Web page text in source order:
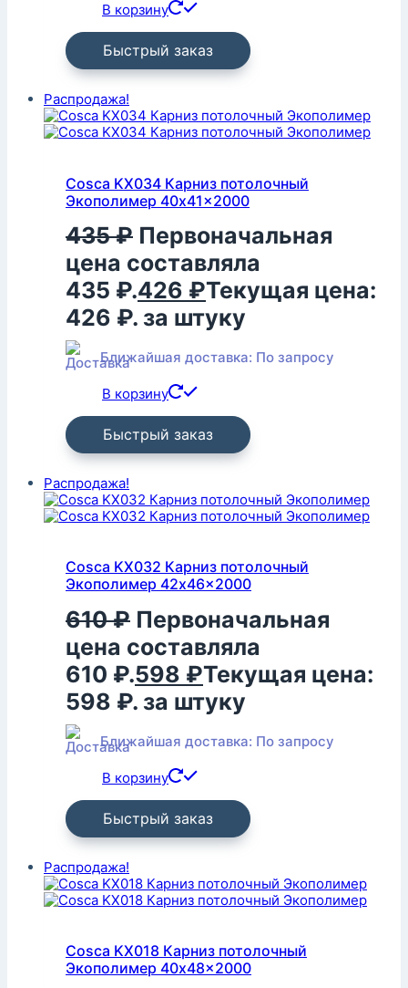
В корзину
Быстрый заказ
Распродажа!
Cosca KX034 Карниз потолочный
Экополимер 40x41x2000
435₽ Первоначальная
цена составляла
435 ₽.426 ₽Текущая цена:
426 ₽. за штуку
Ближайшая доставка: По запросу
В корзину
Быстрый заказ
Распродажа!
Cosca KX032 Карниз потолочный
Экополимер 42x46x2000
610₽ Первоначальная
цена составляла
610 ₽.598 ₽Текущая цена:
598 ₽. за штуку
Ближайшая доставка: По запросу
В корзину
Быстрый заказ
Распродажа!
Cosca KX018 Карниз потолочный
Экополимер 40x48x2000